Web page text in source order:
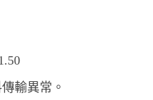
輸異常。